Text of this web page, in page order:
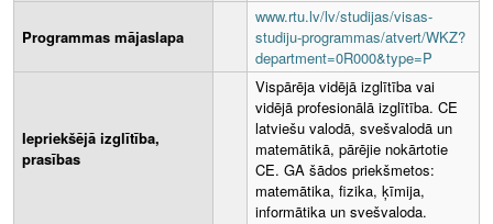
Programmas mājaslapa
www.rtu.lv/lv/studijas/visas-
studiju-programmas/atvert/WKZ?
department=0R000&type=P
Iepriekšējā izglītība,
prasības
Vispārēja vidējā izglītība vai
vidējā profesionālā izglītība. CE
latviešu valodā, svešvalodā un
matemātikā, pārējie nokārtotie
CE. GA šādos priekšmetos:
matemātika, fizika, ķīmija,
informātika un svešvaloda.